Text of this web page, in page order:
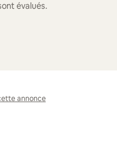
évalués.
annonce